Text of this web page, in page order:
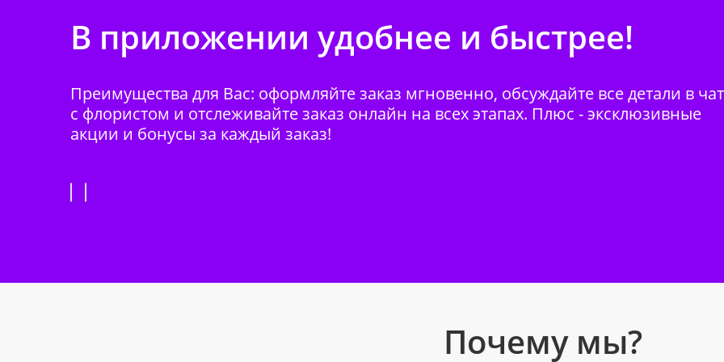
В приложении удобнее и быстрее!
Преимущества для Вас: оформляйте заказ мгновенно, обсуждайте все детали в
с флористом и отслеживайте заказ онлайн на всех этапах. Плюс - эксклюзивные
акции и бонусы за каждый заказ!
Почему мы?